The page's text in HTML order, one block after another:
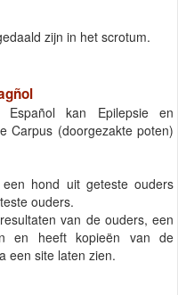
zijn in het scrotum.
Español kan Epilepsie en
Carpus (doorgezakte poten)
hond uit geteste ouders
ouders.
van de ouders, een
en heeft kopieën van de
een site laten zien.